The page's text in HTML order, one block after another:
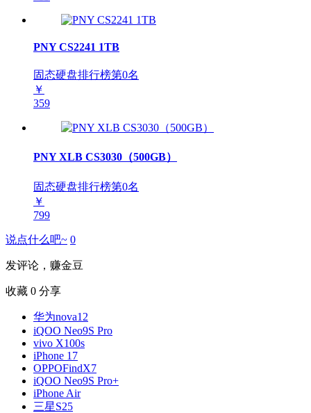
PNY CS2241 1TB
固态硬盘排行榜第0名
￥
359
PNY XLB CS3030（500GB）
固态硬盘排行榜第0名
￥
799
说点什么吧~ 0
发评论，赚金豆
收藏 0 分享
华为nova12
iQOO Neo9S Pro
vivo X100s
iPhone 17
OPPOFindX7
iQOO Neo9S Pro+
iPhone Air
三星S25